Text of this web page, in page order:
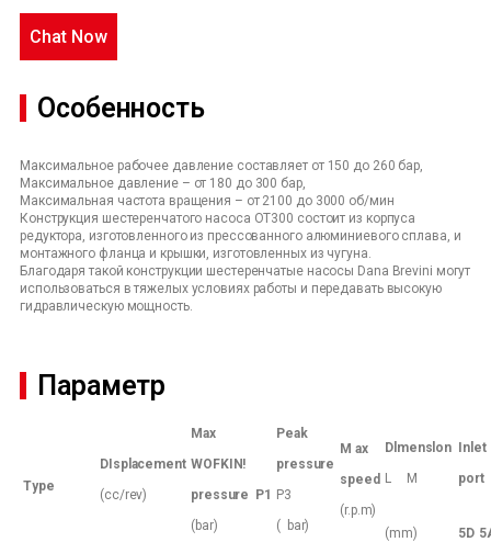
Chat Now
Особенность
Максимальное рабочее давление составляет от 150 до 260 бар,
Максимальное давление – от 180 до 300 бар,
Максимальная частота вращения – от 2100 до 3000 об/мин
Конструкция шестеренчатого насоса OT300 состоит из корпуса
редуктора, изготовленного из прессованного алюминиевого сплава, и
монтажного фланца и крышки, изготовленных из чугуна.
Благодаря такой конструкции шестеренчатые насосы Dana Brevini могут
использоваться в тяжелых условиях работы и передавать высокую
гидравлическую мощность.
Параметр
Type
DIsplacement
(cc/rev)
Max
WOFKIN!
pressure
P1
(bar)
Peak
pressure
P3
( bar)
M ax
speed
(r.p.m)
Dlmenslon
L M
Inlet
port
(mm) 5D